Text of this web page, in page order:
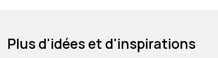
Plus d'idées et d'inspirations